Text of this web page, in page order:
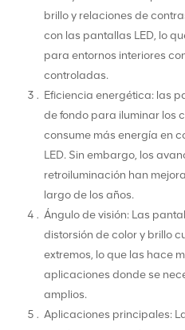
brillo y relaciones de
con las pantallas LED, lo
para entornos interiores
controladas.
Eficiencia energética: las
de fondo para iluminar los
consume más energía en
LED. Sin embargo, los
retroiluminación han
largo de los años.
Ángulo de visión: Las
distorsión de color y brillo
extremos, lo que las hace
aplicaciones donde se
amplios.
Aplicaciones principales: